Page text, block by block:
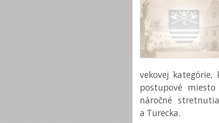
vekovej
postupové
náročné
a Turecka.